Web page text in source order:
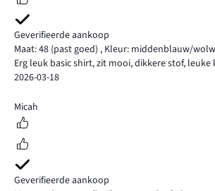
Geverifieerde aankoop
Maat: 48 (past goed) , Kleur: middenblauw/
Erg leuk basic shirt, zit mooi, dikkere stof,
2026-03-18
3
Micah
Geverifieerde aankoop